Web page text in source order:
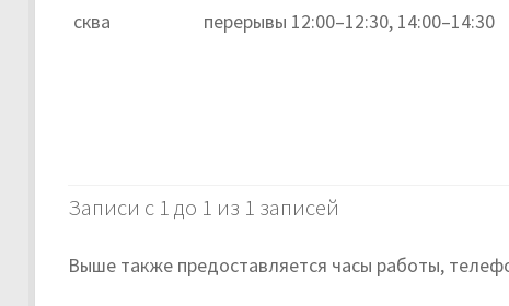
сква
перерывы 12:00–12:30, 14:00–14:30
Записи с 1 до 1 из 1 записей
Выше также предоставляется часы работы,